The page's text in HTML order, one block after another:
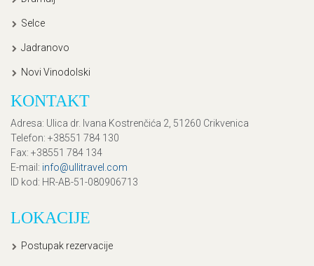
Selce
Jadranovo
Novi Vinodolski
KONTAKT
Adresa: Ulica dr. Ivana Kostrenčića 2, 51260 Crikvenica
Telefon: +38551 784 130
Fax: +38551 784 134
E-mail : info@ullitravel.com
ID kod: HR-AB-51-080906713
LOKACIJE
Postupak rezervacije